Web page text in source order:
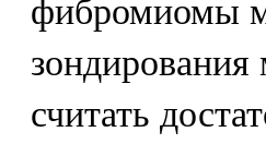
фибромиомы
зондирования
считать